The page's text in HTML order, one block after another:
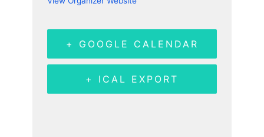
+ GOOGLE CALENDAR
+ ICAL EXPORT